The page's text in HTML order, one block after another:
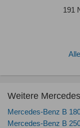
191
Weitere
Mercedes-Benz B
Mercedes-Benz B